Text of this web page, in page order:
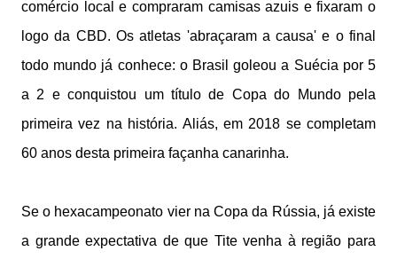
comércio local e compraram camisas azuis e fixaram o
logo da CBD. Os atletas 'abraçaram a causa' e o final
todo mundo já conhece: o Brasil goleou a Suécia por 5
a 2 e conquistou um título de Copa do Mundo pela
primeira vez na história. Aliás, em 2018 se completam
60 anos desta primeira façanha canarinha.
Se o hexacampeonato vier na Copa da Rússia, já existe
a grande expectativa de que Tite venha à região para